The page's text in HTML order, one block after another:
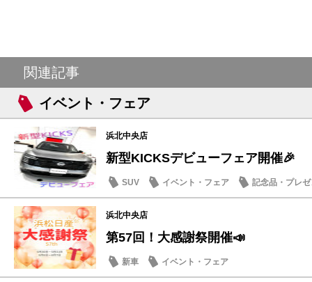
関連記事
イベント・フェア
浜北中央店
新型KICKSデビューフェア開催🎉
SUV イベント・フェア 記念品・プレ
浜北中央店
第57回！大感謝祭開催📣
新車 イベント・フェア